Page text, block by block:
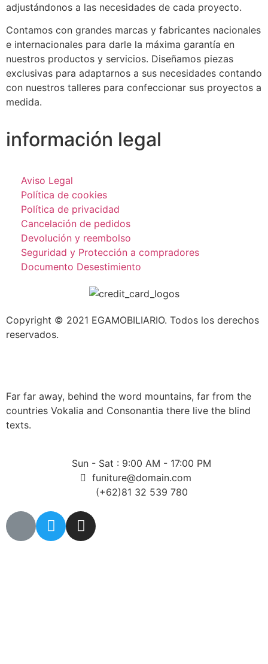
adjustándonos a las necesidades de cada proyecto.
Contamos con grandes marcas y fabricantes nacionales
e internacionales para darle la máxima garantía en
nuestros productos y servicios. Diseñamos piezas
exclusivas para adaptarnos a sus necesidades contando
con nuestros talleres para confeccionar sus proyectos a
medida.
información legal
Aviso Legal
Política de cookies
Política de privacidad
Cancelación de pedidos
Devolución y reembolso
Seguridad y Protección a compradores
Documento Desestimiento
Copyright © 2021 EGAMOBILIARIO. Todos los derechos
reservados.
Far far away, behind the word mountains, far from the
countries Vokalia and Consonantia there live the blind
texts.
Sun - Sat : 9:00 AM - 17:00 PM
funiture@domain.com
(+62)81 32 539 780